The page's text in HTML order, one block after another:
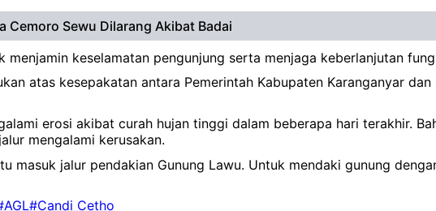
Cemoro Sewu Dilarang Akibat Badai
keselamatan pengunjung serta menjaga keberlanjutan
atas kesepakatan antara Pemerintah Kabupaten Karanganyar
erosi akibat curah hujan tinggi dalam beberapa hari terakhir.
mengalami kerusakan.
masuk jalur pendakian Gunung Lawu. Untuk mendaki gunung
#Candi Cetho